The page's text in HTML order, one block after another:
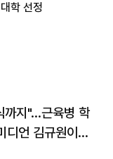
학 선정
까지"…근육병 학
디언 김규원이었